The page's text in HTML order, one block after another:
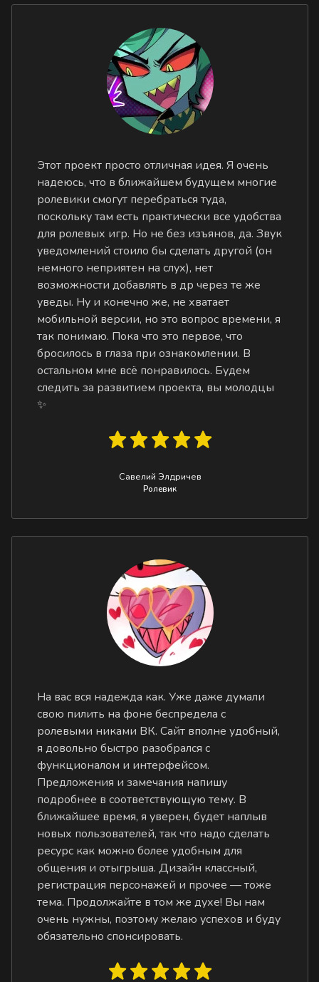
Этот проект просто отличная идея. Я очень
надеюсь, что в ближайшем будущем многие
ролевики смогут перебраться туда,
поскольку там есть практически все удобства
для ролевых игр. Но не без изъянов, да. Звук
уведомлений стоило бы сделать другой (он
немного неприятен на слух), нет
возможности добавлять в др через те же
уведы. Ну и конечно же, не хватает
мобильной версии, но это вопрос времени, я
так понимаю. Пока что это первое, что
бросилось в глаза при ознакомлении. В
остальном мне всё понравилось. Будем
следить за развитием проекта, вы молодцы
✨
Савелий Элдричев
Ролевик
На вас вся надежда как. Уже даже думали
свою пилить на фоне беспредела с
ролевыми никами ВК. Сайт вполне удобный,
я довольно быстро разобрался с
функционалом и интерфейсом.
Предложения и замечания напишу
подробнее в соответствующую тему. В
ближайшее время, я уверен, будет наплыв
новых пользователей, так что надо сделать
ресурс как можно более удобным для
общения и отыгрыша. Дизайн классный,
регистрация персонажей и прочее — тоже
тема. Продолжайте в том же духе! Вы нам
очень нужны, поэтому желаю успехов и буду
обязательно спонсировать.